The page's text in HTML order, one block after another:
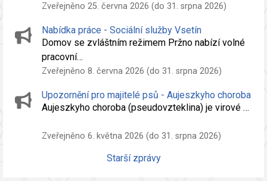
Zveřejněno 25. června 2026 (do 31. srpna 2026)
Nabídka práce - Sociální služby Vsetín
Domov se zvláštním režimem Pržno nabízí volné
pracovní…
Zveřejněno 8. června 2026 (do 31. srpna 2026)
Upozornění pro majitelé psů - Aujeszkyho choroba
Aujeszkyho choroba (pseudovzteklina) je virové …
Zveřejněno 6. května 2026 (do 31. srpna 2026)
Starší zprávy